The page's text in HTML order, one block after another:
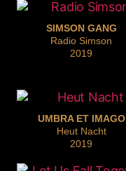
SIMSON GANG
Radio Simson
2019
UMBRA ET IMAGO
Heut Nacht
2019